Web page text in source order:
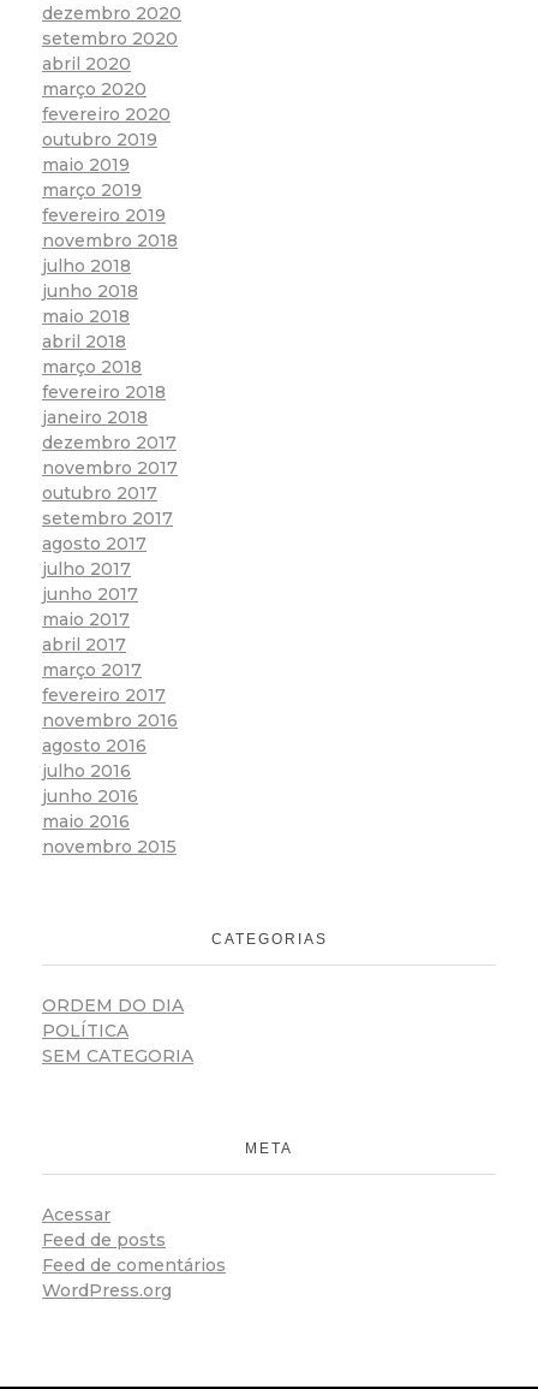
dezembro 2020
setembro 2020
abril 2020
março 2020
fevereiro 2020
outubro 2019
maio 2019
março 2019
fevereiro 2019
novembro 2018
julho 2018
junho 2018
maio 2018
abril 2018
março 2018
fevereiro 2018
janeiro 2018
dezembro 2017
novembro 2017
outubro 2017
setembro 2017
agosto 2017
julho 2017
junho 2017
maio 2017
abril 2017
março 2017
fevereiro 2017
novembro 2016
agosto 2016
julho 2016
junho 2016
maio 2016
novembro 2015
CATEGORIAS
ORDEM DO DIA
POLÍTICA
SEM CATEGORIA
META
Acessar
Feed de posts
Feed de comentários
WordPress.org